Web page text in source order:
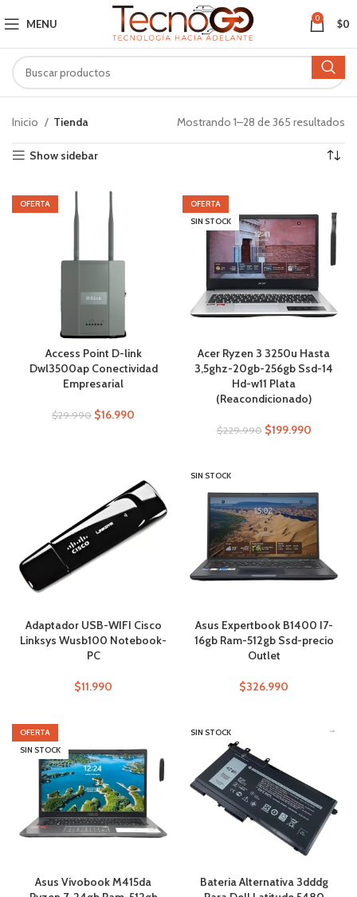
MENU 0 $0
Inicio Tienda Mostrando 1–28 de 365 resultados
Show sidebar
OFERTA
Access Point D-link
Dwl3500ap Conectividad
Empresarial
$29.990 $16.990
OFERTA
SIN STOCK
Acer Ryzen 3 3250u Hasta
3,5ghz-20gb-256gb Ssd-14
Hd-w11 Plata
(Reacondicionado)
$229.990 $199.990
Adaptador USB-WIFI Cisco
Linksys Wusb100 Notebook-
PC
$11.990
SIN STOCK
Asus Expertbook B1400 I7-
16gb Ram-512gb Ssd-precio
Outlet
$326.990
OFERTA
SIN STOCK
Asus Vivobook M415da
SIN STOCK
Bateria Alternativa 3dddg